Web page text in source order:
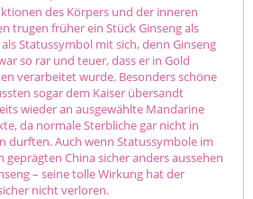
des Körpers und der inneren
trugen früher ein Stück Ginseng als
Statussymbol mit sich, denn Ginseng
so rar und teuer, dass er in Gold
verarbeitet wurde. Besonders schöne
sogar dem Kaiser übersandt
wieder an ausgewählte Mandarine
da normale Sterbliche gar nicht in
durften. Auch wenn Statussymbole im
geprägten China sicher anders aussehen
– seine tolle Wirkung hat der
nicht verloren.